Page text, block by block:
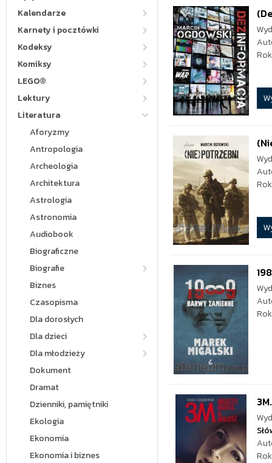
Kalendarze
Karnety i pocztówki
Kodeksy
Komiksy
LEGO®
Lektury
Literatura
Aforyzmy
Antropologia
Archeologia
Architektura
Astrologia
Astronomia
Audiobook
Biograficzne
Biografie
Biznes
Czasopisma
Dla dorosłych
Dla dzieci
Dla młodzieży
Dokument
Dramat
Dzienniki, pamiętniki
Ekologia
Ekonomia
Ekonomia i biznes